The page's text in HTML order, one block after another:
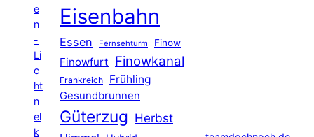
e
n
-
Li
c
ht
n
el
k
Eisenbahn
Essen Fernsehturm Finow
Finowfurt Finowkanal
Frankreich Frühling
Gesundbrunnen
Güterzug Herbst